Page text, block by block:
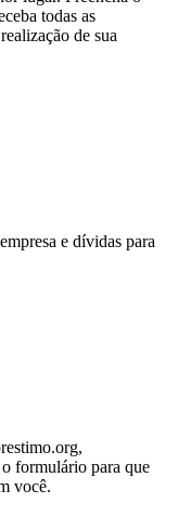
todas as
de sua
e dívidas para
formulário para que
você.